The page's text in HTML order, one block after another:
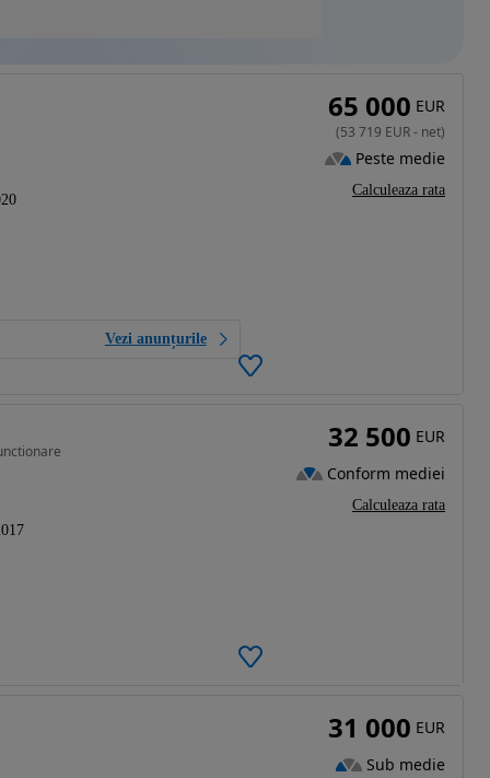
Vezi anunțurile
65 000 EUR
(53 719 EUR- net)
Peste medie
Calculeaza rata
32 500 EUR
Conform mediei
Calculeaza rata
31 000 EUR
Sub medie